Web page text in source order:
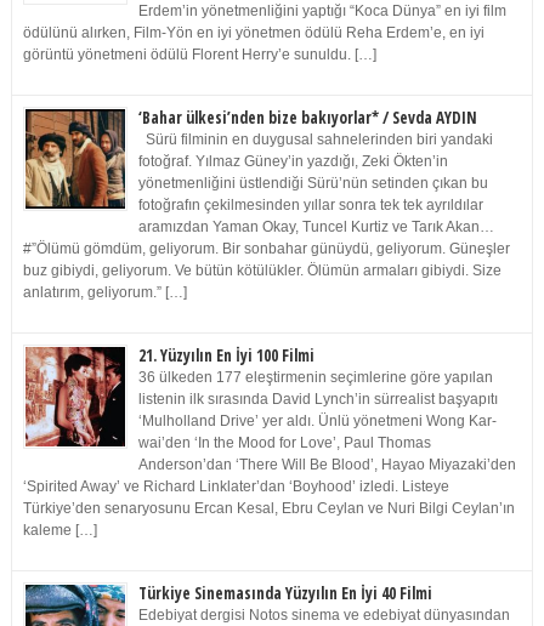
Erdem’in yönetmenliğini yaptığı “Koca Dünya” en iyi film
ödülünü alırken, Film-Yön en iyi yönetmen ödülü Reha Erdem’e, en iyi
görüntü yönetmeni ödülü Florent Herry’e sunuldu. […]
‘Bahar ülkesi’nden bize bakıyorlar* / Sevda AYDIN
Sürü filminin en duygusal sahnelerinden biri yandaki
fotoğraf. Yılmaz Güney’in yazdığı, Zeki Ökten’in
yönetmenliğini üstlendiği Sürü’nün setinden çıkan bu
fotoğrafın çekilmesinden yıllar sonra tek tek ayrıldılar
aramızdan Yaman Okay, Tuncel Kurtiz ve Tarık Akan…
#”Ölümü gömdüm, geliyorum. Bir sonbahar günüydü, geliyorum. Güneşler
buz gibiydi, geliyorum. Ve bütün kötülükler. Ölümün armaları gibiydi. Size
anlatırım, geliyorum.” […]
21. Yüzyılın En İyi 100 Filmi
36 ülkeden 177 eleştirmenin seçimlerine göre yapılan
listenin ilk sırasında David Lynch’in sürrealist başyapıtı
‘Mulholland Drive’ yer aldı. Ünlü yönetmeni Wong Kar-
wai’den ‘In the Mood for Love’, Paul Thomas
Anderson’dan ‘There Will Be Blood’, Hayao Miyazaki’den
‘Spirited Away’ ve Richard Linklater’dan ‘Boyhood’ izledi. Listeye
Türkiye’den senaryosunu Ercan Kesal, Ebru Ceylan ve Nuri Bilgi Ceylan’ın
kaleme […]
Türkiye Sinemasında Yüzyılın En İyi 40 Filmi
Edebiyat dergisi Notos sinema ve edebiyat dünyasından